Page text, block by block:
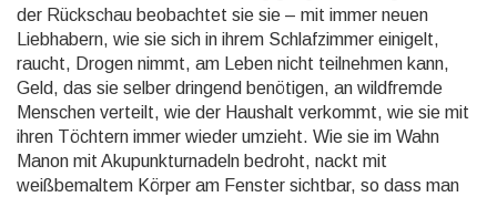
der Rückschau beobachtet sie sie – mit immer neuen
Liebhabern, wie sie sich in ihrem Schlaf­zimmer einigelt,
raucht, Drogen nimmt, am Leben nicht teilnehmen kann,
Geld, das sie selber dringend be­nötigen, an wildfremde
Menschen verteilt, wie der Haushalt verkommt, wie sie mit
ihren Töchtern immer wieder umzieht. Wie sie im Wahn
Manon mit Akupunkturnadeln bedroht, nackt mit
weißbemaltem Körper am Fenster sichtbar, so dass man